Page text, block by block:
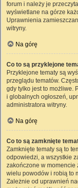
forum i należy je
wyświetlane na górze
Uprawnienia
witryny.
Na górę
Co to są przyklejone
Przyklejone tematy są
przeglądu tematów.
gdy tylko jest to możliwe.
i globalnych ogłoszeń,
administratora witryny.
Na górę
Co to są zamknięte
Zamknięte tematy są to
odpowiedzi, a wszystkie
zakończone w momencie
wielu powodów i robią to
Zależnie od uprawnień